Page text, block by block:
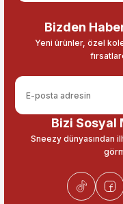
Bizden
Yeni ürünler, özel
Bizi Sosyal
Sneezy dünyasından